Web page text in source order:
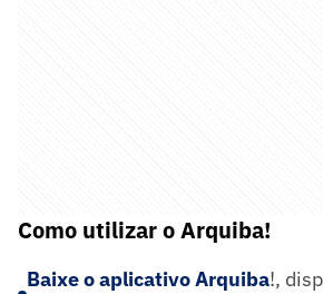
Como utilizar o Arquiba!
Baixe o aplicativo Arquiba!,